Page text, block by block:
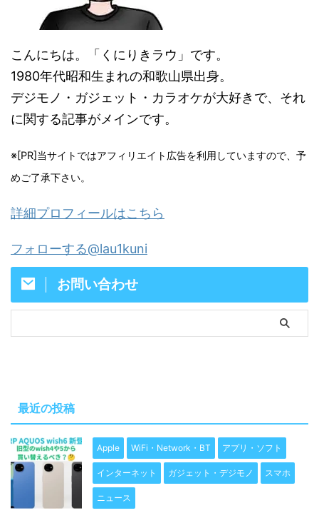
こんにちは。「くにりきラウ」です。
1980年代昭和生まれの和歌山県出身。
デジモノ・ガジェット・カラオケが大好きで、それ
に関する記事がメインです。
※[PR]当サイトではアフィリエイト広告を利用していますので、予
めご了承下さい。
詳細プロフィールはこちら
フォローする@lau1kuni
お問い合わせ
最近の投稿
Apple WiFi・Network・BT アプリ・ソフト
インターネット ガジェット・デジモノ スマホ
ニュース